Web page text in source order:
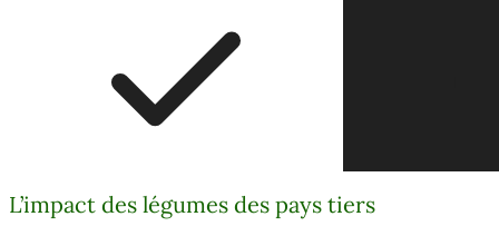
L’impact des légumes des pays tiers